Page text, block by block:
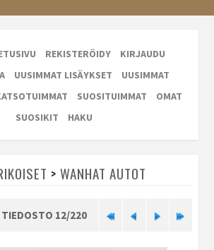
REKISTERÖIDY
KIRJAUDU
UUSIMMAT LISÄYKSET
UUSIMMAT
SUOSITUIMMAT
OMAT
SUOSIKIT
HAKU
> WANHAT AUTOT
TIEDOSTO 12/220